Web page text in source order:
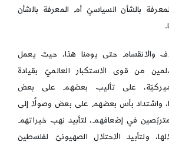
بالشأن السياسيّ أم المعرفة بالشأن
والانقسام حتى يومنا هذا، حيث يعمل
من قوى الاستكبار العالميّ بقيادة
على تأليب بعضهم على بعض
واشتداد بأس بعضهم على بعض وصولًا إلى
في إضعافهم، لتأبيد نهب خيراتهم
ولتأبيد الاحتلال الصهيونيّ لفلسطين